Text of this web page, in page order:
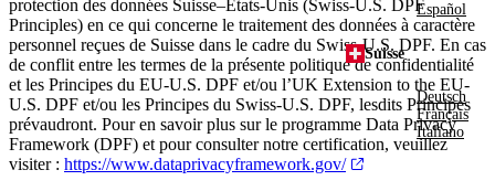
Español
Suisse
Deutsch
Français
Italiano
protection des données Suisse–États-Unis (Swiss-U.S. DPF
Principles) en ce qui concerne le traitement des données à caractère
personnel reçues de Suisse dans le cadre du Swiss-U.S. DPF. En cas
de conflit entre les termes de la présente politique de confidentialité
et les Principes du EU-U.S. DPF et/ou l’UK Extension to the EU-
U.S. DPF et/ou les Principes du Swiss-U.S. DPF, lesdits Principes
prévaudront. Pour en savoir plus sur le programme Data Privacy
Framework (DPF) et pour consulter notre certification, veuillez
visiter : https://www.dataprivacyframework.gov/